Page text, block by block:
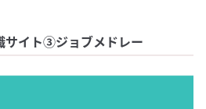
サイト③ジョブメドレー